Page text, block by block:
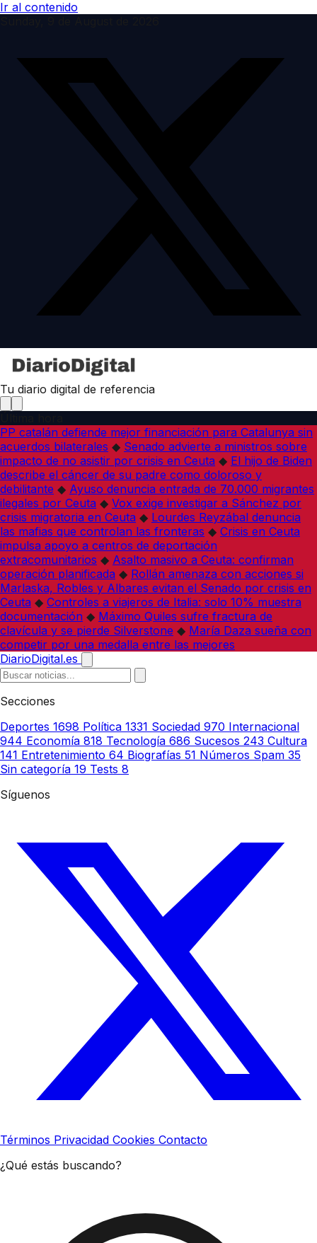
Ir al contenido
Tu diario digital de referencia
PP catalán defiende mejor financiación para Catalunya sin
acuerdos bilaterales ◆ Senado advierte a ministros sobre
impacto de no asistir por crisis en Ceuta ◆ El hijo de Biden
describe el cáncer de su padre como doloroso y
debilitante ◆ Ayuso denuncia entrada de 70.000 migrantes
ilegales por Ceuta ◆ Vox exige investigar a Sánchez por
crisis migratoria en Ceuta ◆ Lourdes Reyzábal denuncia
las mafias que controlan las fronteras ◆ Crisis en Ceuta
impulsa apoyo a centros de deportación
extracomunitarios ◆ Asalto masivo a Ceuta: confirman
operación planificada ◆ Rollán amenaza con acciones si
Marlaska, Robles y Albares evitan el Senado por crisis en
Ceuta ◆ Controles a viajeros de Italia: solo 10% muestra
documentación ◆ Máximo Quiles sufre fractura de
clavícula y se pierde Silverstone ◆ María Daza sueña con
competir por una medalla entre las mejores
DiarioDigital.es
Secciones
Deportes 1698 Política 1331 Sociedad 970 Internacional
944 Economía 818 Tecnología 686 Sucesos 243 Cultura
141 Entretenimiento 64 Biografías 51 Números Spam 35
Sin categoría 19 Tests 8
Síguenos
Términos Privacidad Cookies Contacto
¿Qué estás buscando?